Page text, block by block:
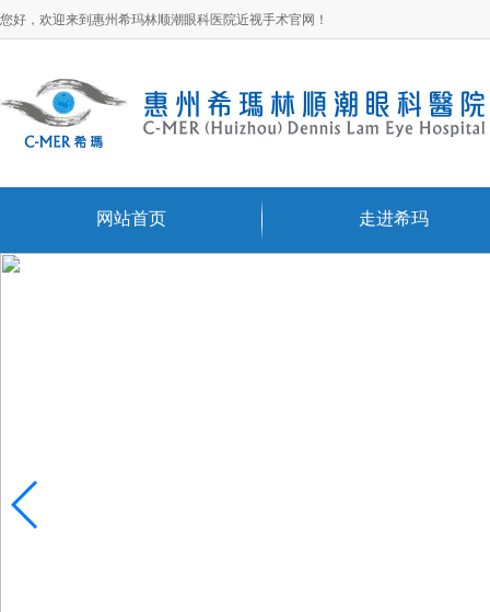
您好，欢迎来到惠州希玛林顺潮眼科医院近视手术官网！
网站首页 走进希玛